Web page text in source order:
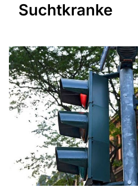
Suchtkranke